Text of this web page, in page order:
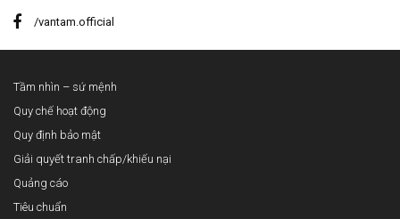
/vantam.official
Tầm nhìn – sứ mệnh
Quy chế hoạt động
Quy định bảo mật
Giải quyết tranh chấp/khiếu nại
Quảng cáo
Tiêu chuẩn